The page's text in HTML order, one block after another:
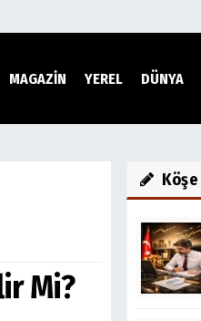
MAGAZİN YEREL DÜNYA
Mi?
Köşe